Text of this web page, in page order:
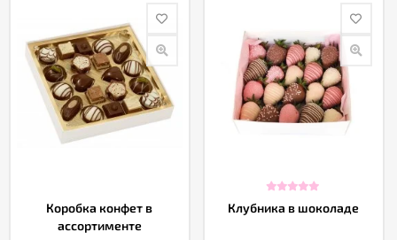
Коробка конфет в
ассортименте
Клубника в шоколаде